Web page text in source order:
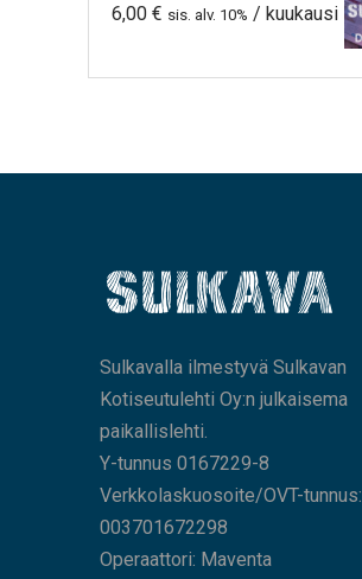
6,00 € sis. alv. 10% / kuukausi
Sulkavalla ilmestyvä Sulkavan
Kotiseutulehti Oy:n julkaisema
paikallislehti.
Y-tunnus 0167229-8
Verkkolaskuosoite/OVT-tunnus:
003701672298
Operaattori: Maventa